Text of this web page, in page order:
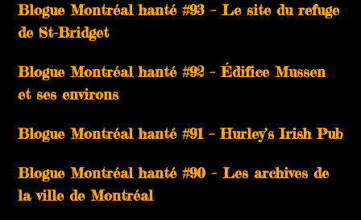
Blogue Montréal hanté #93 – Le site du refuge
de St-Bridget
Blogue Montréal hanté #92 – Édifice Mussen
et ses environs
Blogue Montréal hanté #91 – Hurley’s Irish Pub
Blogue Montréal hanté #90 – Les archives de
la ville de Montréal